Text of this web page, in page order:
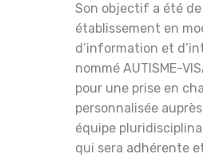
Son objectif a été
établissement en
d’information et
nommé AUTISME-
pour une prise en
personnalisée
équipe
qui sera adhérente